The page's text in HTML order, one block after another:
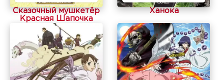
Сказочный мушкетёр
Красная Шапочка
Ханока